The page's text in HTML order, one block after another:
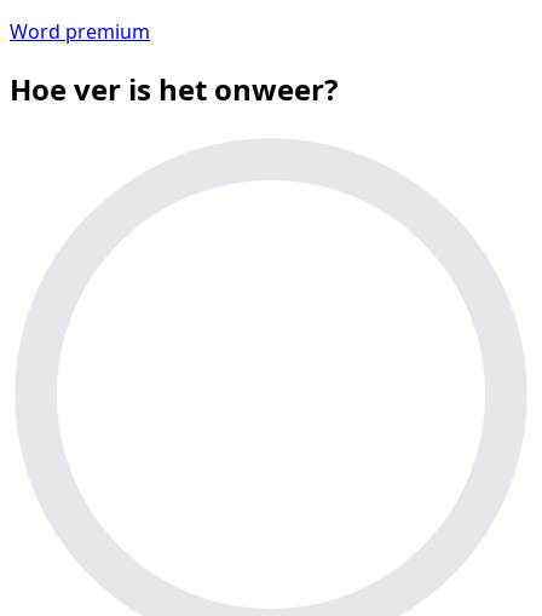
Word premium
Hoe ver is het onweer?